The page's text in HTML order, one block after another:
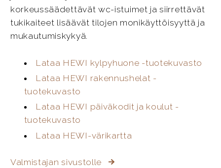
korkeussäädettävät wc-istuimet ja siirrettävät
tukikaiteet lisäävät tilojen monikäyttöisyyttä ja
mukautumiskykyä.
Lataa HEWI kylpyhuone -tuotekuvasto
Lataa HEWI rakennushelat -
tuotekuvasto
Lataa HEWI päiväkodit ja koulut -
tuotekuvasto
Lataa HEWI-värikartta
Valmistajan sivustolle